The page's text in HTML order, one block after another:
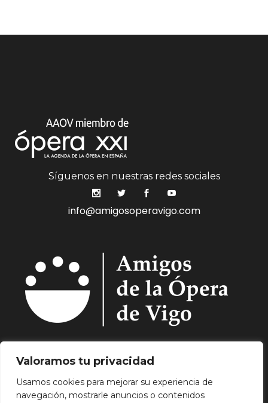
Valoramos tu privacidad
Usamos cookies para mejorar su experiencia de
navegación, mostrarle anuncios o contenidos
Síguenos en nuestras redes sociales
info@amigosoperavigo.com
Quiénes Somos. Asóciate.
Contacto.